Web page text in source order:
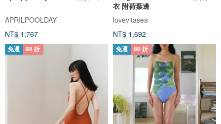
APRILPOOLDAY
NT$ 1,767
衣 附荷葉邊
lovevitasea
NT$ 1,692
免運 88 折 免運 88 折